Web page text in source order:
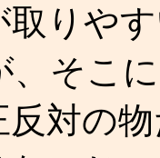
りや
、そこ
反対の